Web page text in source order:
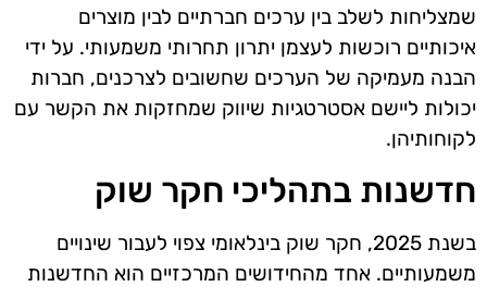
שמצליחות לשלב בין ערכים חברתיים לבין מוצרים
איכותיים רוכשות לעצמן יתרון תחרותי משמעותי. על ידי
הבנה מעמיקה של הערכים שחשובים לצרכנים, חברות
יכולות ליישם אסטרטגיות שיווק שמחזקות את הקשר עם
לקוחותיהן.
חדשנות בתהליכי חקר שוק
בשנת 2025, חקר שוק בינלאומי צפוי לעבור שינויים
משמעותיים. אחד מהחידושים המרכזיים הוא החדשנות